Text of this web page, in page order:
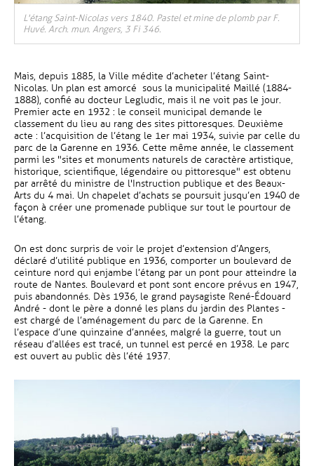
L'étang Saint-Nicolas vers 1840. Pastel et mine de plomb par F.
Huvé. Arch. mun. Angers, 3 Fi 346.
Mais, depuis 1885, la Ville médite d’acheter l’étang Saint-
Nicolas. Un plan est amorcé sous la municipalité Maillé (1884-
1888), confié au docteur Legludic, mais il ne voit pas le jour.
Premier acte en 1932 : le conseil municipal demande le
classement du lieu au rang des sites pittoresques. Deuxième
acte : l’acquisition de l’étang le 1er mai 1934, suivie par celle du
parc de la Garenne en 1936. Cette même année, le classement
parmi les "sites et monuments naturels de caractère artistique,
historique, scientifique, légendaire ou pittoresque" est obtenu
par arrêté du ministre de l'Instruction publique et des Beaux-
Arts du 4 mai. Un chapelet d’achats se poursuit jusqu’en 1940 de
façon à créer une promenade publique sur tout le pourtour de
l’étang.
On est donc surpris de voir le projet d’extension d’Angers,
déclaré d’utilité publique en 1936, comporter un boulevard de
ceinture nord qui enjambe l’étang par un pont pour atteindre la
route de Nantes. Boulevard et pont sont encore prévus en 1947,
puis abandonnés. Dès 1936, le grand paysagiste René-Édouard
André - dont le père a donné les plans du jardin des Plantes -
est chargé de l’aménagement du parc de la Garenne. En
l’espace d’une quinzaine d’années, malgré la guerre, tout un
réseau d’allées est tracé, un tunnel est percé en 1938. Le parc
est ouvert au public dès l’été 1937.